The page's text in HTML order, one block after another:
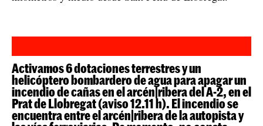
Activamos 6 dotaciones terrestres y un
helicóptero bombardero de agua para apagar un
incendio de cañas en el arcén|ribera del A-2, en el
Prat de Llobregat (aviso 12.11 h). El incendio se
encuentra entre el arcén|ribera de la autopista y